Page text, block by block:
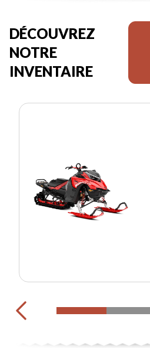
DÉCOUVREZ
NOTRE
INVENTAIRE